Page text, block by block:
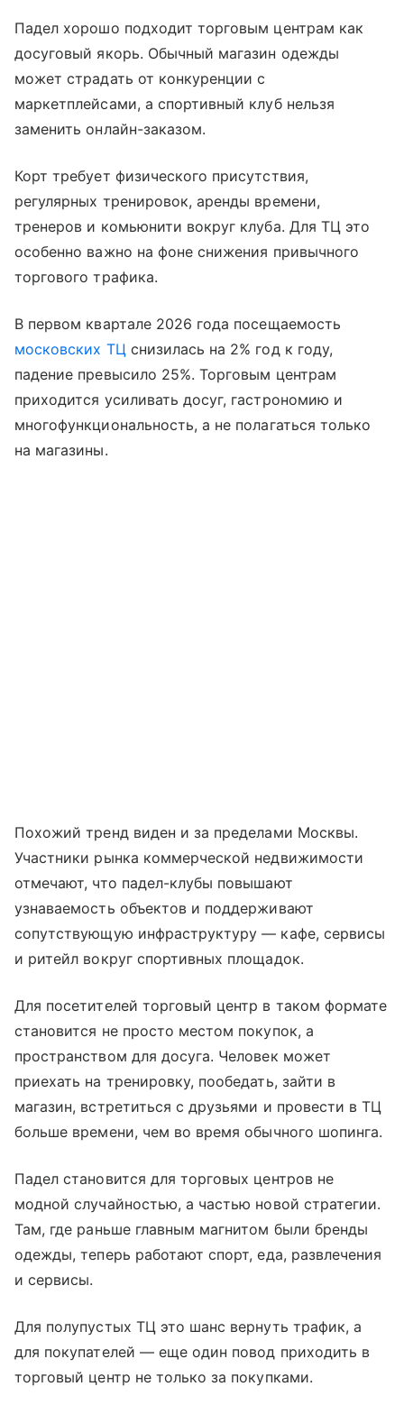
Падел хорошо подходит торговым центрам как
досуговый якорь. Обычный магазин одежды
может страдать от конкуренции с
маркетплейсами, а спортивный клуб нельзя
заменить онлайн-заказом.
Корт требует физического присутствия,
регулярных тренировок, аренды времени,
тренеров и комьюнити вокруг клуба. Для ТЦ это
особенно важно на фоне снижения привычного
торгового трафика.
В первом квартале 2026 года посещаемость
московских ТЦ снизилась на 2% год к году,
падение превысило 25%. Торговым центрам
приходится усиливать досуг, гастрономию и
многофункциональность, а не полагаться только
на магазины.
Похожий тренд виден и за пределами Москвы.
Участники рынка коммерческой недвижимости
отмечают, что падел-клубы повышают
узнаваемость объектов и поддерживают
сопутствующую инфраструктуру — кафе, сервисы
и ритейл вокруг спортивных площадок.
Для посетителей торговый центр в таком формате
становится не просто местом покупок, а
пространством для досуга. Человек может
приехать на тренировку, пообедать, зайти в
магазин, встретиться с друзьями и провести в ТЦ
больше времени, чем во время обычного шопинга.
Падел становится для торговых центров не
модной случайностью, а частью новой стратегии.
Там, где раньше главным магнитом были бренды
одежды, теперь работают спорт, еда, развлечения
и сервисы.
Для полупустых ТЦ это шанс вернуть трафик, а
для покупателей — еще один повод приходить в
торговый центр не только за покупками.